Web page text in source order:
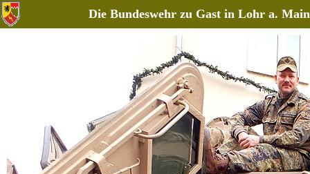
Die Bundeswehr zu Gast in Lohr a. Main